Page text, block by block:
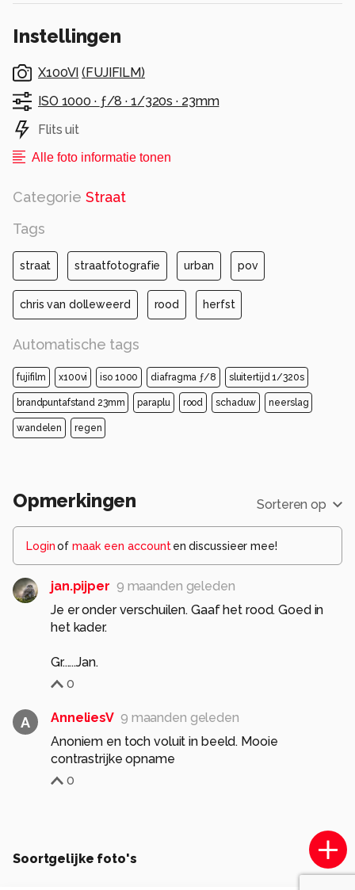
Instellingen
X100VI ( FUJIFILM)
ISO 1000 · ƒ/8 · 1/320s · 23mm
Flits uit
Alle foto informatie tonen
Categorie Straat
Tags
straat straatfotografie urban pov
chris van dolleweerd rood herfst
Automatische tags
fujifilm x100vi iso 1000 diafragma ƒ/8 sluitertijd 1/320s
brandpuntafstand 23mm paraplu rood schaduw neerslag
wandelen regen
Opmerkingen Sorteren op
Loginof maak een account en discussieer mee!
jan.pijper 9 maanden geleden
Je er onder verschuilen. Gaaf het rood. Goed in
het kader.
Gr......Jan.
0
A AnneliesV 9 maanden geleden
Anoniem en toch voluit in beeld. Mooie
contrastrijke opname
0
Soortgelijke foto's